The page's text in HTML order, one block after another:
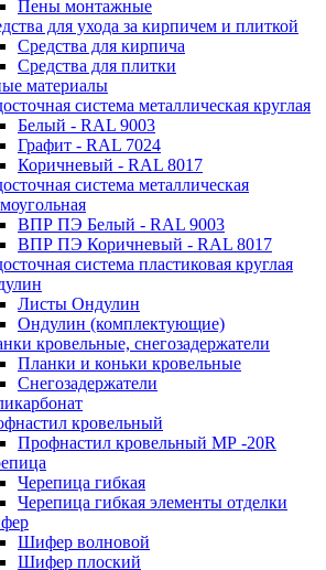
Пены монтажные
для ухода за кирпичем и плиткой
Средства для кирпича
Средства для плитки
материалы
система металлическая круглая
Белый - RAL 9003
Графит - RAL 7024
Коричневый - RAL 8017
система металлическая
ВПР ПЭ Белый - RAL 9003
ВПР ПЭ Коричневый - RAL 8017
система пластиковая круглая
Листы Ондулин
Ондулин (комплектующие)
кровельные, снегозадержатели
Планки и коньки кровельные
Снегозадержатели
кровельный
Профнастил кровельный МР -20R
Черепица гибкая
Черепица гибкая элементы отделки
Шифер волновой
Шифер плоский